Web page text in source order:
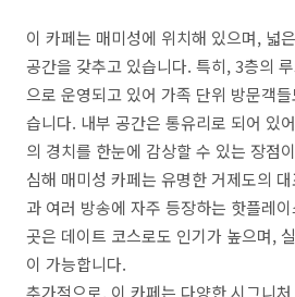
이 카페는 매미성에 위치해 있으며, 넓
공간을 갖추고 있습니다. 특히, 3층의
으로 운영되고 있어 가족 단위 방문객
습니다. 내부 공간은 통유리로 되어 있
의 경치를 한눈에 감상할 수 있는 장점
심해 매미성 카페는 유명한 거제도의
과 여러 방송에 자주 등장하는 핫플레
곳은 데이트 코스로도 인기가 높으며,
이 가능합니다.
추가적으로, 이 카페는 다양한 시그니